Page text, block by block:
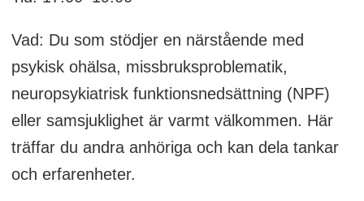
Vad: Du som stödjer en närstående med
psykisk ohälsa, missbruksproblematik,
neuropsykiatrisk funktionsnedsättning (NPF)
eller samsjuklighet är varmt välkommen. Här
träffar du andra anhöriga och kan dela tankar
och erfarenheter.